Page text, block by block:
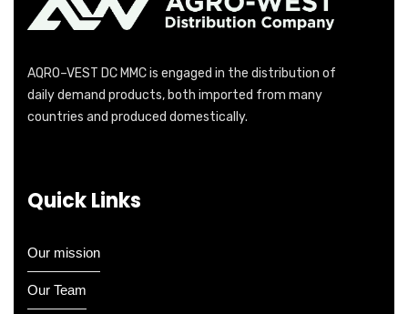
AQRO–VEST DC MMC is engaged in the distribution of
daily demand products, both imported from many
countries and produced domestically.
Quick Links
Our mission
Our Team